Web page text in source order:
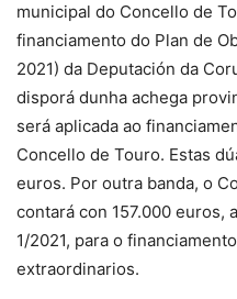
municipal do Concello de
financiamento do Plan de
2021) da Deputación da
disporá dunha achega
será aplicada ao
Concello de Touro. Estas
euros. Por outra banda, o
contará con 157.000 euros,
1/2021, para o
extraordinarios.